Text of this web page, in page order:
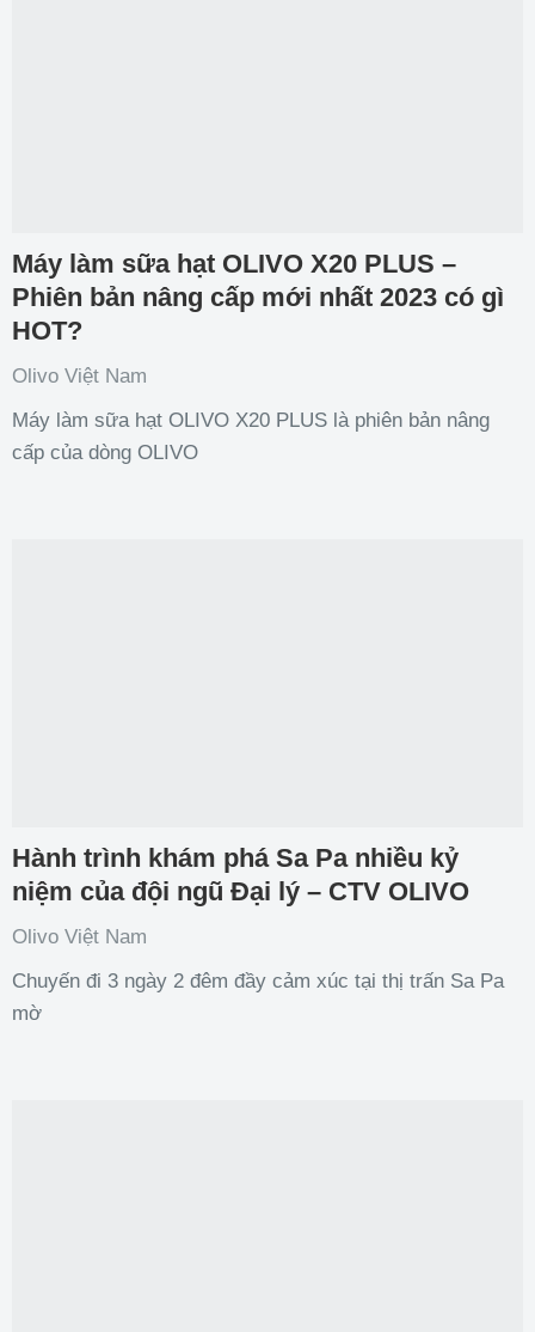
Máy làm sữa hạt OLIVO X20 PLUS –
Phiên bản nâng cấp mới nhất 2023 có gì
HOT?
Olivo Việt Nam
Máy làm sữa hạt OLIVO X20 PLUS là phiên bản nâng
cấp của dòng OLIVO
Hành trình khám phá Sa Pa nhiều kỷ
niệm của đội ngũ Đại lý – CTV OLIVO
Olivo Việt Nam
Chuyến đi 3 ngày 2 đêm đầy cảm xúc tại thị trấn Sa Pa
mờ